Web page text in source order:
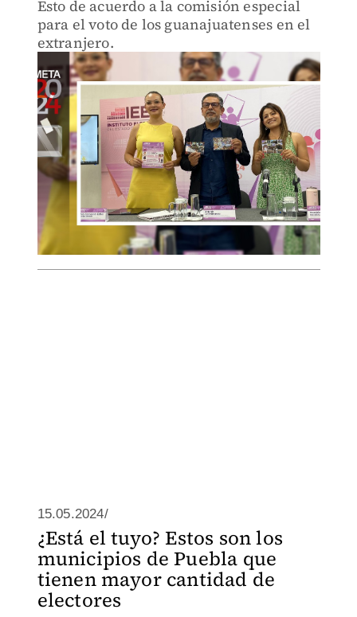
Esto de acuerdo a la comisión especial
para el voto de los guanajuatenses en el
extranjero.
15.05.2024/
¿Está el tuyo? Estos son los
municipios de Puebla que
tienen mayor cantidad de
electores